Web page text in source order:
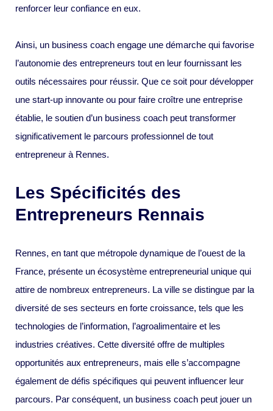
renforcer leur confiance en eux.
Ainsi, un business coach engage une démarche qui favorise
l’autonomie des entrepreneurs tout en leur fournissant les
outils nécessaires pour réussir. Que ce soit pour développer
une start-up innovante ou pour faire croître une entreprise
établie, le soutien d’un business coach peut transformer
significativement le parcours professionnel de tout
entrepreneur à Rennes.
Les Spécificités des
Entrepreneurs Rennais
Rennes, en tant que métropole dynamique de l’ouest de la
France, présente un écosystème entrepreneurial unique qui
attire de nombreux entrepreneurs. La ville se distingue par la
diversité de ses secteurs en forte croissance, tels que les
technologies de l’information, l’agroalimentaire et les
industries créatives. Cette diversité offre de multiples
opportunités aux entrepreneurs, mais elle s’accompagne
également de défis spécifiques qui peuvent influencer leur
parcours. Par conséquent, un business coach peut jouer un